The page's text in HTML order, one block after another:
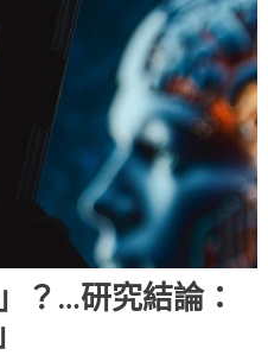
？…研究結論：